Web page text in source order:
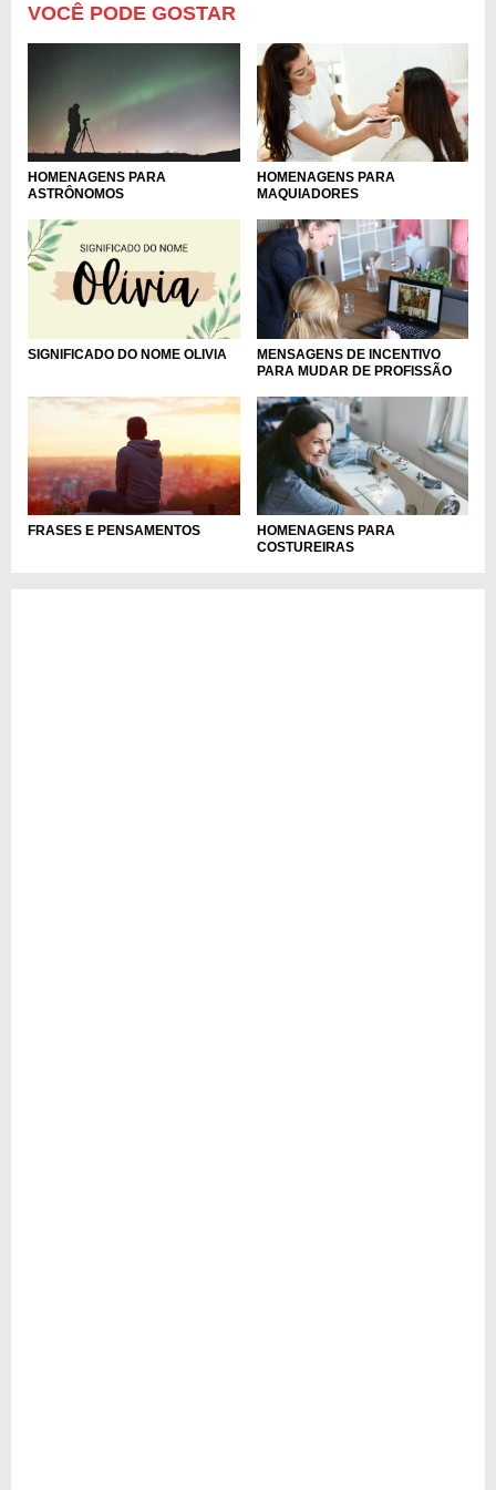
VOCÊ PODE GOSTAR
HOMENAGENS PARA
ASTRÔNOMOS
HOMENAGENS PARA
MAQUIADORES
SIGNIFICADO DO NOME OLIVIA
MENSAGENS DE INCENTIVO
PARA MUDAR DE PROFISSÃO
FRASES E PENSAMENTOS
HOMENAGENS PARA
COSTUREIRAS